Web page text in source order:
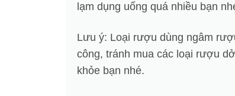
lạm dụng uống quá nhiều bạn
Lưu ý: Loại rượu dùng ngâm
công, tránh mua các loại rượu
khỏe bạn nhé.